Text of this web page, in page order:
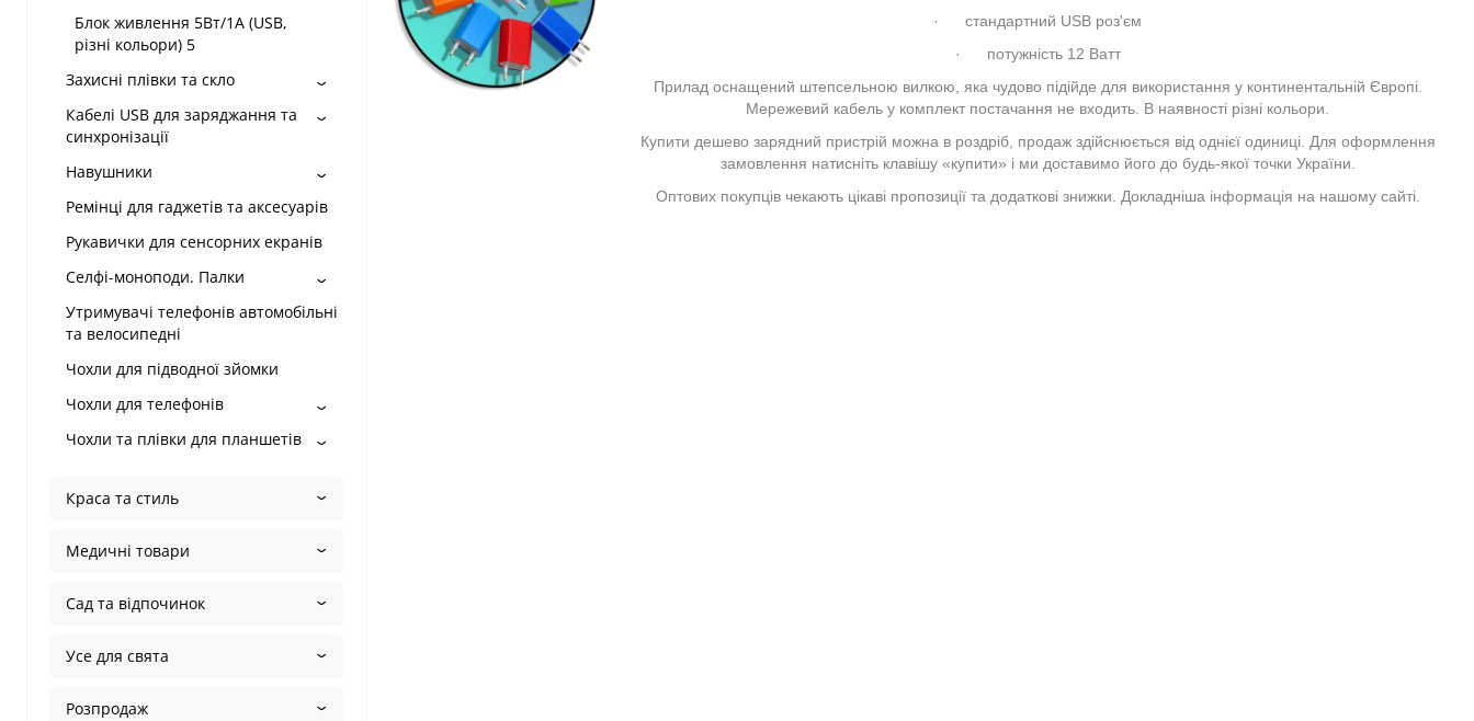
Блок живлення 5Вт/1А (USB,
різні кольори) 5
Захисні плівки та скло
Кабелі USB для заряджання та
синхронізації
Навушники
Ремінці для гаджетів та аксесуарів
Рукавички для сенсорних екранів
Селфі-моноподи. Палки
Утримувачі телефонів автомобільні
та велосипедні
Чохли для підводної зйомки
Чохли для телефонів
Чохли та плівки для планшетів
Краса та стиль
Медичні товари
Сад та відпочинок
Усе для свята
Розпродаж
· стандартний USB роз'єм
· потужність 12 Ватт
Прилад оснащений штепсельною вилкою, яка чудово підійде для використання у континентальній Європі.
Мережевий кабель у комплект постачання не входить. В наявності різні кольори.
Купити дешево зарядний пристрій можна в роздріб, продаж здійснюється від однієї одиниці. Для оформлення
замовлення натисніть клавішу «купити» і ми доставимо його до будь-якої точки України.
Оптових покупців чекають цікаві пропозиції та додаткові знижки. Докладніша інформація на нашому сайті.